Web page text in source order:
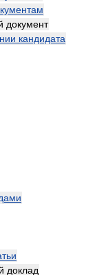
кандидата
доклад